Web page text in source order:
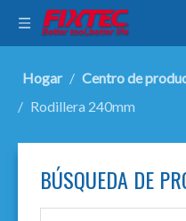
Hogar / Centro de
/ Rodillera 240mm
BÚSQUEDA DE